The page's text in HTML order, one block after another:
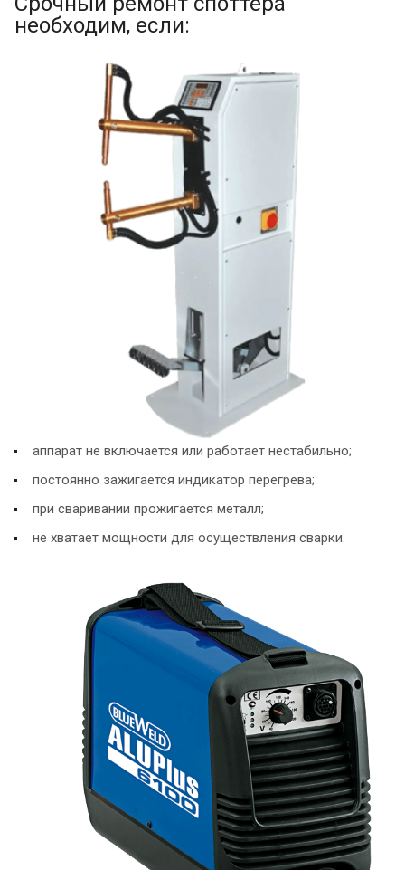
необходим, если:
аппарат не включается или работает нестабильно;
постоянно зажигается индикатор перегрева;
при сваривании прожигается металл;
не хватает мощности для осуществления сварки.